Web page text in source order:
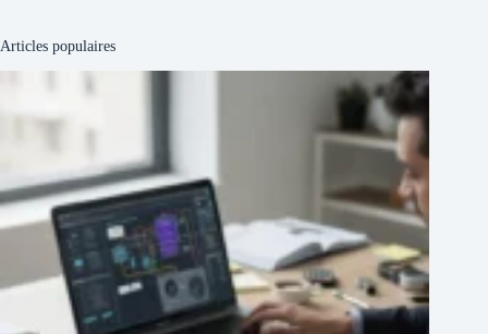
Articles populaires